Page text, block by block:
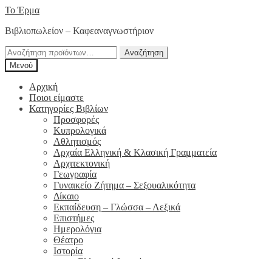
Απευθείας
στην
Μετάβαση
περιεχόμενο
Το Έρμα
Βιβλιοπωλείον – Καφεαναγνωστήριον
Αναζήτηση
για:
Αναζήτηση
Μενού
Αρχική
Ποιοι είμαστε
Κατηγορίες Βιβλίων
Προσφορές
Κυπρολογικά
Αθλητισμός
Αρχαία Ελληνική & Κλασική Γραμματεία
Αρχιτεκτονική
Γεωγραφία
Γυναικείο Ζήτημα – Σεξουαλικότητα
Δίκαιο
Εκπαίδευση – Γλώσσα – Λεξικά
Επιστήμες
Ημερολόγια
Θέατρο
Ιστορία